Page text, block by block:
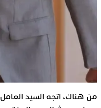
من هناك، اتجه السيد